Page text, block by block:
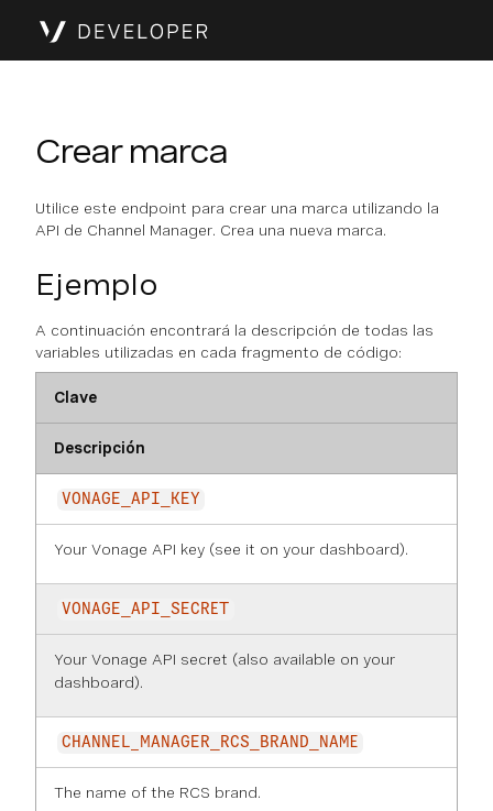
Crear marca
Utilice este endpoint para crear una marca utilizando la
API de Channel Manager. Crea una nueva marca.
Ejemplo
A continuación encontrará la descripción de todas las
variables utilizadas en cada fragmento de código:
Clave
Descripción
VONAGE_API_KEY
Your Vonage API key (see it on your dashboard).
VONAGE_API_SECRET
Your Vonage API secret (also available on your
dashboard).
CHANNEL_MANAGER_RCS_BRAND_NAME
The name of the RCS brand.